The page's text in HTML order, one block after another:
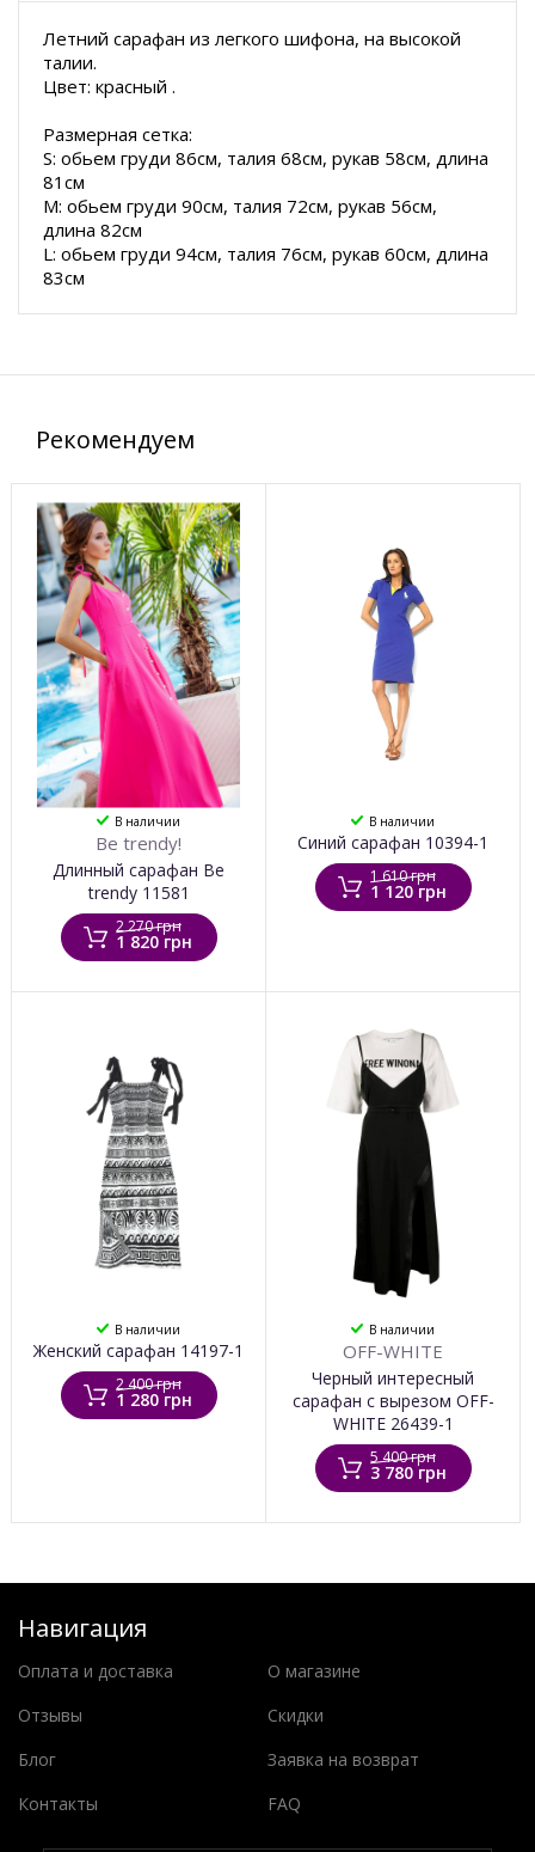
Летний сарафан из легкого шифона, на высокой
талии.
Цвет: красный .
Размерная сетка:
S: обьем груди 86см, талия 68см, рукав 58см, длина
81см
M: обьем груди 90см, талия 72см, рукав 56см,
длина 82см
L: обьем груди 94см, талия 76см, рукав 60см, длина
83см
Рекомендуем
В наличии
Be trendy!
Длинный сарафан Be
trendy 11581
2 270 грн
1 820 грн
В наличии
Синий сарафан 10394-1
1 610 грн
1 120 грн
В наличии
Женский сарафан 14197-1
2 400 грн
1 280 грн
В наличии
OFF-WHITE
Черный интересный
сарафан с вырезом OFF-
WHITE 26439-1
5 400 грн
3 780 грн
Навигация
Оплата и доставка
О магазине
Отзывы
Скидки
Блог
Заявка на возврат
Контакты
FAQ